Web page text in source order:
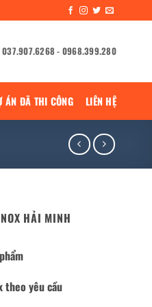
037.907.6268 - 0968.399.280
ÁN ĐÃ THI CÔNG LIÊN HỆ
HẢI MINH
theo yêu cầu